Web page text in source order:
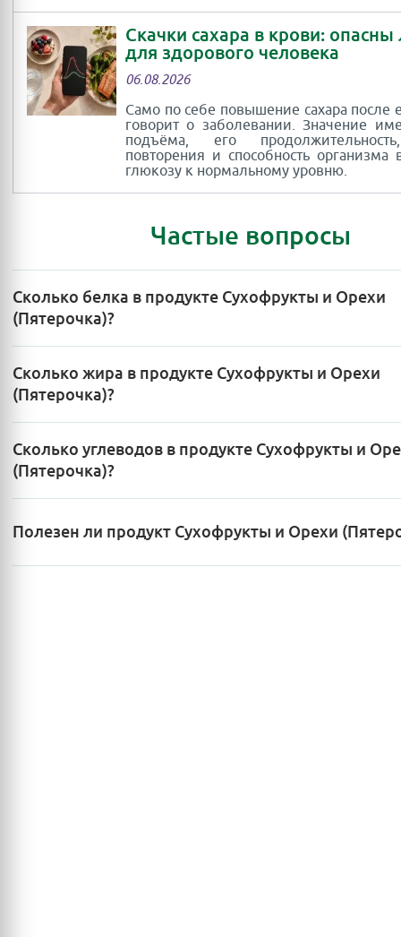
Скачки сахара в крови: опасны
для здорового человека
06.08.2026
Само по себе повышение сахара после
говорит о заболевании. Значение
подъёма, его
повторения и способность организма
глюкозу к нормальному уровню.
Частые вопросы
Сколько белка в продукте Сухофрукты и Орехи
(Пятерочка)?
Сколько жира в продукте Сухофрукты и Орехи
(Пятерочка)?
Сколько углеводов в продукте Сухофрукты и
(Пятерочка)?
Полезен ли продукт Сухофрукты и Орехи